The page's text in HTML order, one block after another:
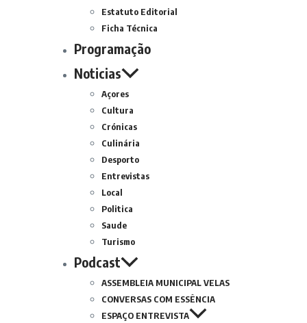
Estatuto Editorial
Ficha Técnica
Programação
Noticias
Açores
Cultura
Crónicas
Culinária
Desporto
Entrevistas
Local
Politica
Saude
Turismo
Podcast
ASSEMBLEIA MUNICIPAL VELAS
CONVERSAS COM ESSÊNCIA
ESPAÇO ENTREVISTA